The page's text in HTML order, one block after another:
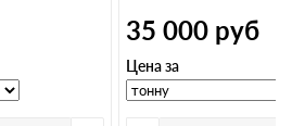
35 000 руб
Цена за